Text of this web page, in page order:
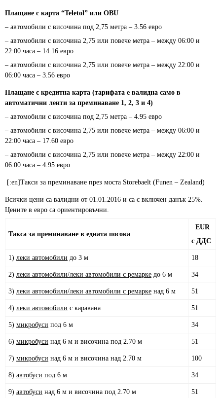
Плащане с карта “Teletol” или OBU
– автомобили с височина под 2,75 метра – 3.56 евро
– автомобили с височина 2,75 или повече метра – между 06:00 и
22:00 часа – 14.16 евро
– автомобили с височина 2,75 или повече метра – между 22:00 и
06:00 часа – 3.56 евро
Плащане с кредитна карта (тарифата е валидна само в
автоматични ленти за преминаване 1, 2, 3 и 4)
– автомобили с височина под 2,75 метра – 4.95 евро
– автомобили с височина 2,75 или повече метра – между 06:00 и
22:00 часа – 17.60 евро
– автомобили с височина 2,75 или повече метра – между 22:00 и
06:00 часа – 4.95 евро
[:en]Такси за преминаване през моста Storebaelt (Funen – Zealand)
Всички цени са валидни от 01.01.2016 и са с включен данък 25%.
Цените в евро са ориентировъчни.
Такса за преминаване в едната посока
EUR
с ДДС
1) леки автомобили до 3 м 18
2) леки автомобили/леки автомобили с ремарке до 6 м 34
3) леки автомобили/леки автомобили с ремарке над 6 м 51
4) леки автомобили с каравана 51
5) микробуси под 6 м 34
6) микробуси над 6 м и височина под 2.70 м 51
7) микробуси над 6 м и височина над 2.70 м 100
8) автобуси под 6 м 34
9) автобуси над 6 м и височина под 2.70 м 51